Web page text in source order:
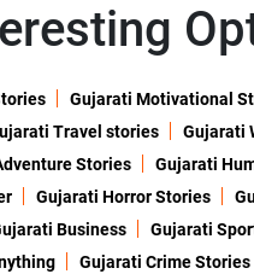
Gujarati Motivational
Travel stories Gujarati
Stories Gujarati
Gujarati Horror Stories
Business Gujarati
Gujarati Crime Stories